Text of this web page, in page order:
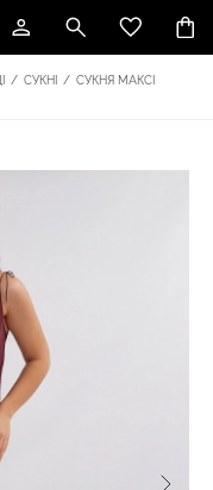
/ СУКНІ / СУКНЯ МАКСІ